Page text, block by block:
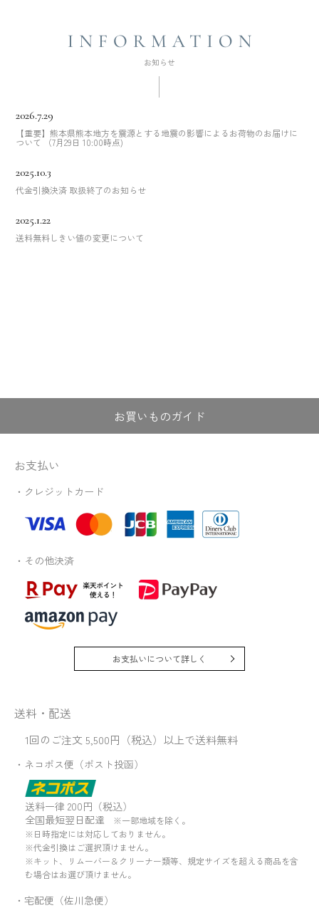
2026.7.29
【重要】熊本県熊本地方を震源とする地震の影響によるお荷物のお届けに
ついて （7月29日 10:00時点)
2025.10.3
代金引換決済 取扱終了のお知らせ
2025.1.22
送料無料しきい値の変更について
お買いものガイド
お支払い
・クレジットカード
・その他決済
お支払いについて詳しく
送料・配送
1回のご注文 5,500円（税込）以上で送料無料
・ネコポス便（ポスト投函）
送料一律 200円（税込）
全国最短翌日配達 ※一部地域を除く。
※日時指定には対応しておりません。
※代金引換はご選択頂けません。
※キット、リムーバー＆クリーナー類等、規定サイズを超える商品を含
む場合はお選び頂けません。
・宅配便（佐川急便）